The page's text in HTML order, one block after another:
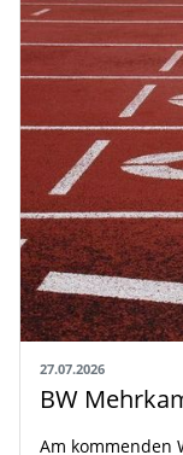
27.07.2026
Am kommenden